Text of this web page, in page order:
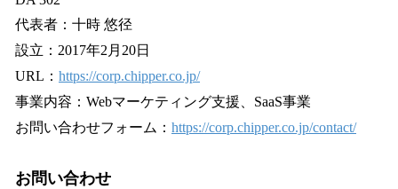
代表者：十時 悠径
設立：2017年2月20日
URL： https://corp.chipper.co.jp/
事業内容：Webマーケティング支援、SaaS事業
お問い合わせフォーム： https://corp.chipper.co.jp/contact/
お問い合わせ